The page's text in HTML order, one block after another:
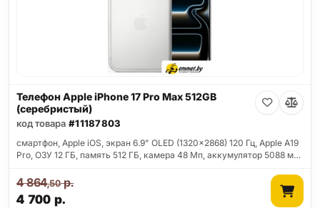
Телефон Apple iPhone 17 Pro Max 512GB
(серебристый)
код товара #11187803
смартфон, Apple iOS, экран 6.9" OLED (1320x2868) 120 Гц, Apple A19
Pro, ОЗУ 12 ГБ, память 512 ГБ, камера 48 Мп, аккумулятор 5088 м…
4 700 р.
4 864,50р.